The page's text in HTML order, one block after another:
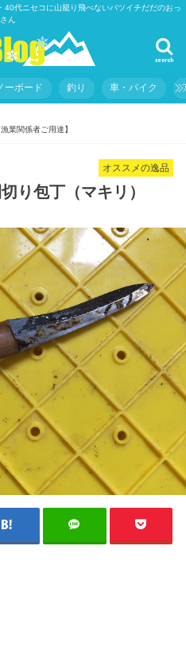
代ニセコに山籠り飛べないバツイチだだのおっ
さん
search
ーボード 釣り 車・バイク
業関係者ご用達】
オススメの逸品
り包丁（マキリ）